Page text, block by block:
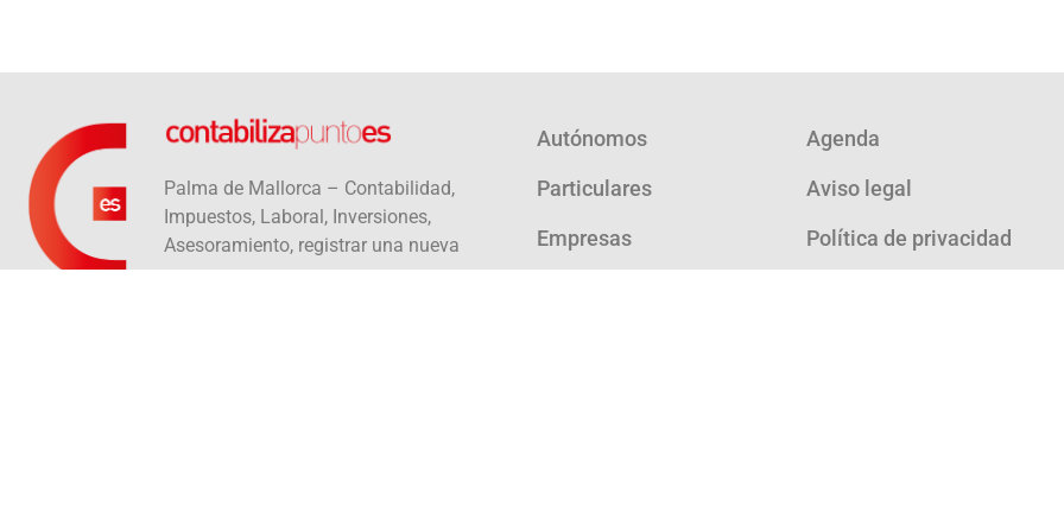
Palma de Mallorca – Contabilidad,
Impuestos, Laboral, Inversiones,
Asesoramiento, registrar una nueva
empresa
Autónomos
Particulares
Empresas
Agenda
Aviso legal
Política de privacidad